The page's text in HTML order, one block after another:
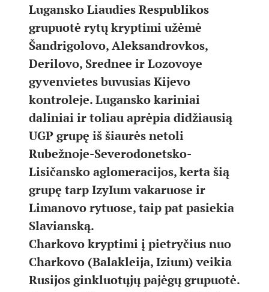
Lugansko Liaudies Respublikos
grupuotė rytų kryptimi užėmė
Šandrigolovo, Aleksandrovkos,
Derilovo, Srednee ir Lozovoye
gyvenvietes buvusias Kijevo
kontroleje. Lugansko kariniai
daliniai ir toliau aprėpia didžiausią
UGP grupę iš šiaurės netoli
Rubežnoje-Severodonetsko-
Lisičansko aglomeracijos, kerta šią
grupę tarp IzyIum vakaruose ir
Limanovo rytuose, taip pat pasiekia
Slavianską.
Charkovo kryptimi į pietryčius nuo
Charkovo (Balakleija, Izium) veikia
Rusijos ginkluotųjų pajėgų grupuotė.